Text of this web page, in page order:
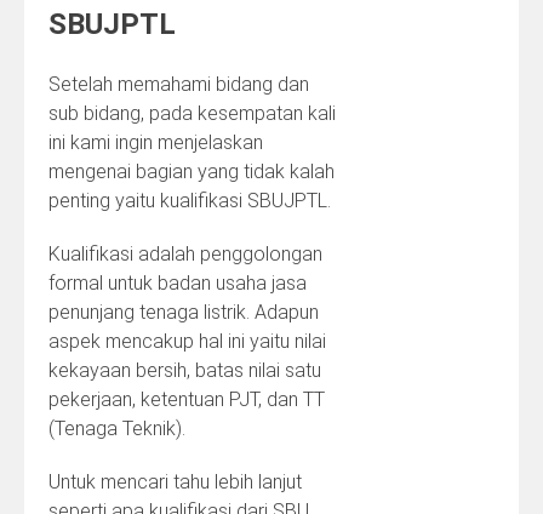
SBUJPTL
Setelah memahami bidang dan
sub bidang, pada kesempatan kali
ini kami ingin menjelaskan
mengenai bagian yang tidak kalah
penting yaitu kualifikasi SBUJPTL.
Kualifikasi adalah penggolongan
formal untuk badan usaha jasa
penunjang tenaga listrik. Adapun
aspek mencakup hal ini yaitu nilai
kekayaan bersih, batas nilai satu
pekerjaan, ketentuan PJT, dan TT
(Tenaga Teknik).
Untuk mencari tahu lebih lanjut